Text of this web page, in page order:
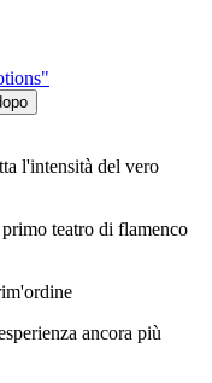
l'intensità del vero
teatro di flamenco
ancora più